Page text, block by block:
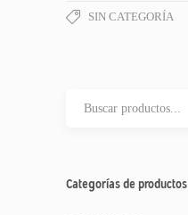
SIN CATEGORÍA
Categorías de productos